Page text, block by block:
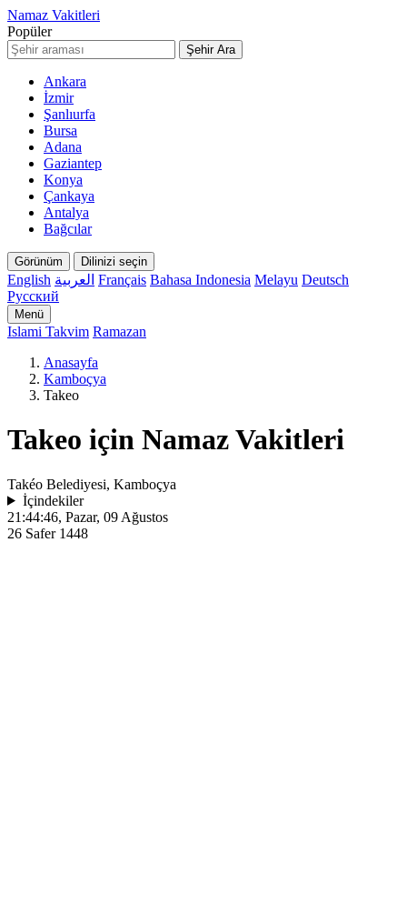
Namaz Vakitleri
Popüler
Şehir Ara
Ankara
İzmir
Şanlıurfa
Bursa
Adana
Gaziantep
Konya
Çankaya
Antalya
Bağcılar
Görünüm Dilinizi seçin
English العربية Français Bahasa Indonesia Melayu Deutsch
Русский
Menü
Islami Takvim Ramazan
Anasayfa
Kamboçya
Takeo
Takeo için Namaz Vakitleri
Takéo Belediyesi, Kamboçya
İçindekiler
21:44:46, Pazar, 09 Ağustos
26 Safer 1448